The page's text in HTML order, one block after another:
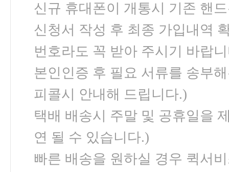
신규 휴대폰이 개통시 기존 핸
신청서 작성 후 최종 가입내역
번호라도 꼭 받아 주시기 바랍
본인인증 후 필요 서류를 송부
피콜시 안내해 드립니다.)
택배 배송시 주말 및 공휴일을
연 될 수 있습니다.)
빠른 배송을 원하실 경우 퀵서